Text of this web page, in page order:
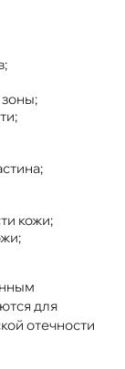
кожи;
для
отечности